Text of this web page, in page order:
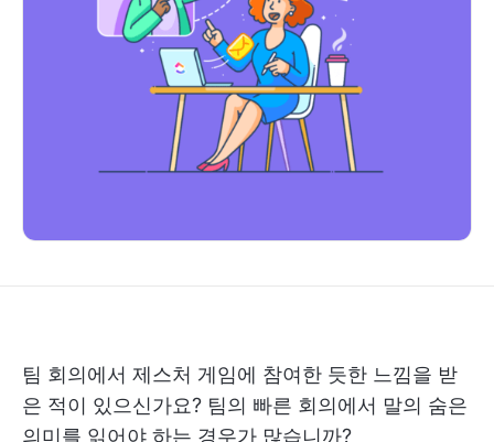
팀 회의에서 제스처 게임에 참여한 듯한 느낌을 받
은 적이 있으신가요? 팀의 빠른 회의에서 말의 숨은
의미를 읽어야 하는 경우가 많습니까?